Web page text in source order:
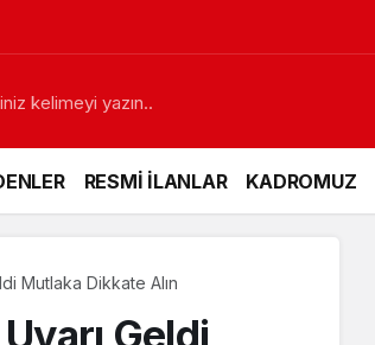
RESMİ İLANLAR KADROMUZ
Mutlaka Dikkate Alın
Geldi